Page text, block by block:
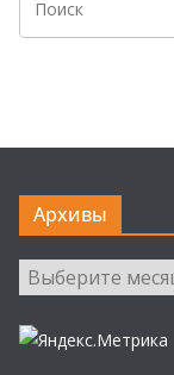
Архивы
Архивы